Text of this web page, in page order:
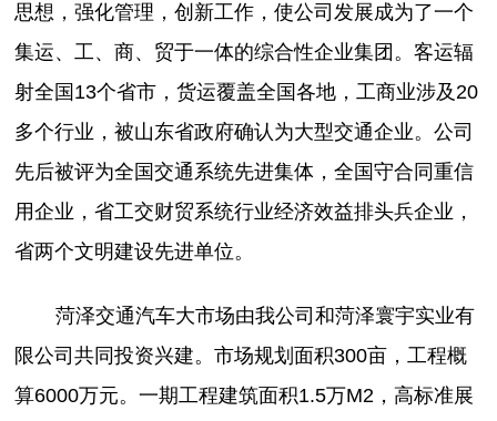
思想，强化管理，创新工作，使公司发展成为了一个
集运、工、商、贸于一体的综合性企业集团。客运辐
射全国13个省市，货运覆盖全国各地，工商业涉及20
多个行业，被山东省政府确认为大型交通企业。公司
先后被评为全国交通系统先进集体，全国守合同重信
用企业，省工交财贸系统行业经济效益排头兵企业，
省两个文明建设先进单位。
菏泽交通汽车大市场由我公司和菏泽寰宇实业有
限公司共同投资兴建。市场规划面积300亩，工程概
算6000万元。一期工程建筑面积1.5万M2，高标准展